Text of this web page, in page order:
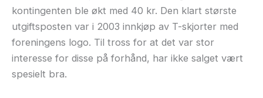
kontingenten ble økt med 40 kr. Den klart største
utgiftsposten var i 2003 innkjøp av T-skjorter med
foreningens logo. Til tross for at det var stor
interesse for disse på forhånd, har ikke salget vært
spesielt bra.